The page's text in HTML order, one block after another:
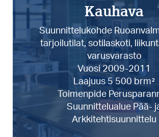
Kauhava
Suunnittelukohde
tarjoilutilat, sotilaskoti,
varusvarasto
Vuosi 2009-2011
Laajuus 5 500 brm²
Toimenpide
Suunnittelualue Pää-
Arkkitehtisuunnittelu